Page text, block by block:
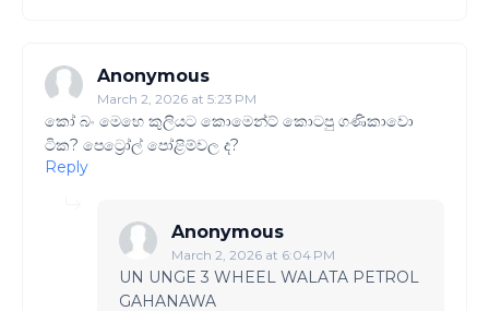
Anonymous
March 2, 2026 at 5:23 PM
කෝ බං මෙහෙ කුලියට කොමෙන්ට් කොටපු ගණිකාවො
ටික? පෙට්‍රෝල් පෝළිම්වල ද?
Reply
Anonymous
March 2, 2026 at 6:04 PM
UN UNGE 3 WHEEL WALATA PETROL
GAHANAWA